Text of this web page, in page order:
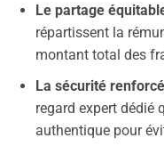
Le partage
répartissent la
montant total des
La sécurité
regard expert dédié
authentique pour